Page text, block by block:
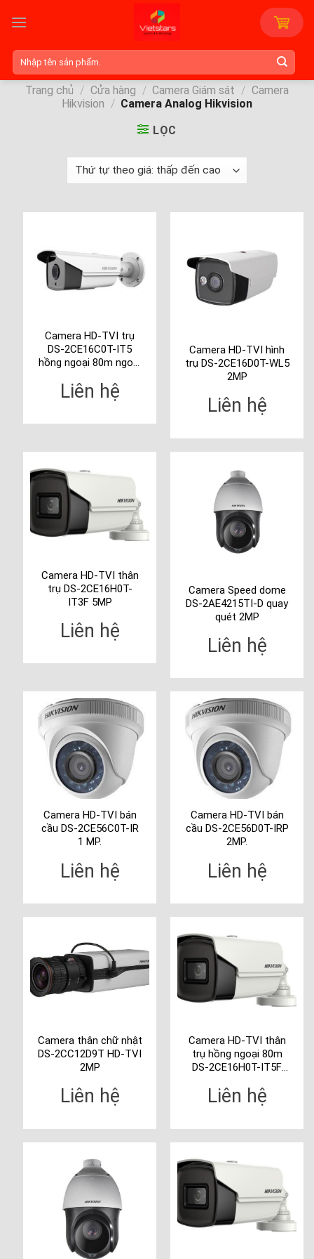
Tìm
kiếm:
Trang chủ / Cửa hàng / Camera Giám sát / Camera
Hikvision / Camera Analog Hikvision
LỌC
Camera HD-TVI trụ
DS-2CE16C0T-IT5
hồng ngoại 80m ngoài
Liên hệ
Camera HD-TVI hình
trụ DS-2CE16D0T-WL5
2MP
Liên hệ
Camera HD-TVI thân
trụ DS-2CE16H0T-
IT3F 5MP
Liên hệ
Camera Speed dome
DS-2AE4215TI-D quay
quét 2MP
Liên hệ
Camera HD-TVI bán
cầu DS-2CE56C0T-IR
1 MP.
Liên hệ
Camera HD-TVI bán
cầu DS-2CE56D0T-IRP
2MP.
Liên hệ
Camera thân chữ nhật
DS-2CC12D9T HD-TVI
2MP
Liên hệ
Camera HD-TVI thân
trụ hồng ngoại 80m
DS-2CE16H0T-IT5F
Liên hệ